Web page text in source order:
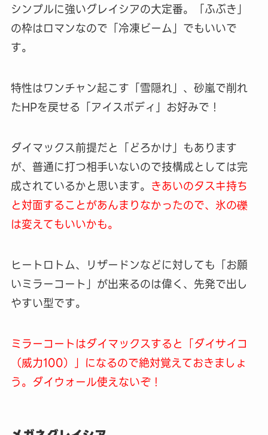
シンプルに強いグレイシアの大定番。「ふぶき」
の枠はロマンなので「冷凍ビーム」でもいいで
す。
特性はワンチャン起こす「雪隠れ」、砂嵐で削れ
たHPを戻せる「アイスボディ」お好みで！
ダイマックス前提だと「どろかけ」もあります
が、普通に打つ相手いないので技構成としては完
成されているかと思います。 きあいのタスキ持ち
と対面することがあんまりなかったので、氷の礫
は変えてもいいかも。
ヒートロトム、リザードンなどに対しても「お願
いミラーコート」が出来るのは偉く、先発で出し
やすい型です。
ミラーコートはダイマックスすると「ダイサイコ
（威力100）」になるので絶対覚えておきましょ
う。ダイウォール使えないぞ！